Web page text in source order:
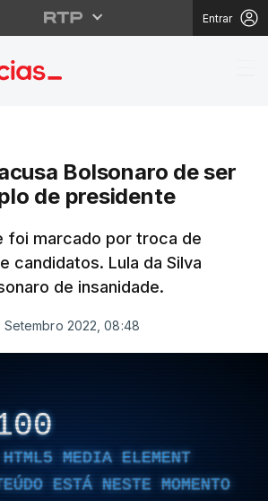
Entrar
acusa
Bolsonaro de ser
de presidente
foi marcado por troca de
candidatos. Lula da Silva
de insanidade.
Setembro 2022, 08:48
MEDIA ELEMENT
ESTÁ NESTE MOMENTO